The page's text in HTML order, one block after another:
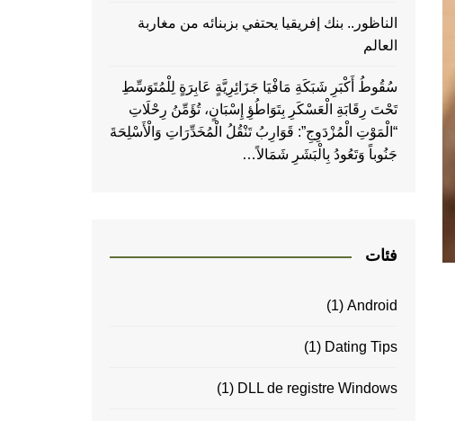
الناظور.. بنك إفريقيا يحتفي بزبنائه من مغاربة
العالم
سُقُوطُ أَكْبَرِ شَبَكَةِ مَافْيَا جَزَائِرِيَّةٍ عَابِرَةٍ لِلْمُتَوَسِّطِ
تَحْتَ رِقَابَةِ الْعَسْكَرِ بِتَوَاطُؤِ إِسْبَانٍ، تُؤَمِّنُ رِحْلَاتِ
“الْمَوْتِ الْمُزْدَوِجِ”: قَوَارِبُ تَنْقُلُ الْمُخَدِّرَاتِ وَالْأَسْلِحَةَ
جَنُوباً وَتَعُودُ بِالْبَشَرِ شَمَالاً…
فئات
Android
(1)
Dating Tips
(1)
DLL de registre Windows
(1)